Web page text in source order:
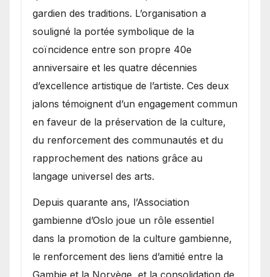
gardien des traditions. L’organisation a
souligné la portée symbolique de la
coïncidence entre son propre 40e
anniversaire et les quatre décennies
d’excellence artistique de l’artiste. Ces deux
jalons témoignent d’un engagement commun
en faveur de la préservation de la culture,
du renforcement des communautés et du
rapprochement des nations grâce au
langage universel des arts.
​Depuis quarante ans, l’Association
gambienne d’Oslo joue un rôle essentiel
dans la promotion de la culture gambienne,
le renforcement des liens d’amitié entre la
Gambie et la Norvège, et la consolidation de